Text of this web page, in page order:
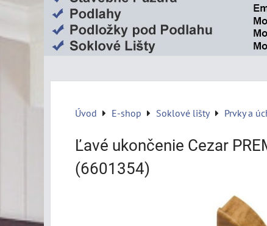
Úvod E-shop Soklové lišty Prvky a
Ľavé ukončenie Cezar
(6601354)